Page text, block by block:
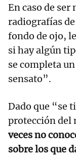
En caso de ser
radiografías
fondo de ojo,
si hay algún
se completa
sensato”.
Dado que “se
protección del
veces no
sobre los que